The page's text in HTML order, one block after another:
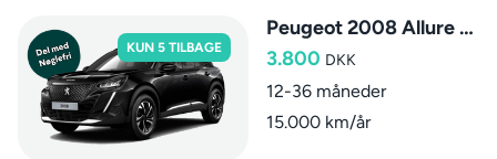
KUN 5 TILBAGE
Peugeot 2008 Allure AUT.
3.800 DKK
12-36 måneder
15.000 km/år